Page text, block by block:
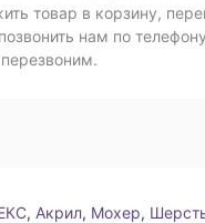
товар в корзину,
нам по
, Акрил, Мохер,